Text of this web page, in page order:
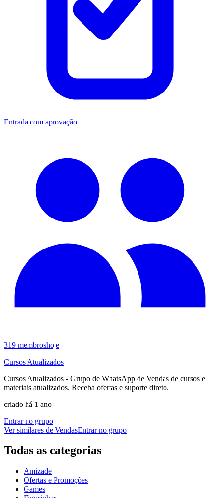
Entrada com aprovação
319 membroshoje
Cursos Atualizados
Cursos Atualizados - Grupo de WhatsApp de Vendas de cursos e
materiais atualizados. Receba ofertas e suporte direto.
criado há 1 ano
Entrar no grupo
Ver similares de VendasEntrar no grupo
Todas as categorias
Amizade
Ofertas e Promoções
Games